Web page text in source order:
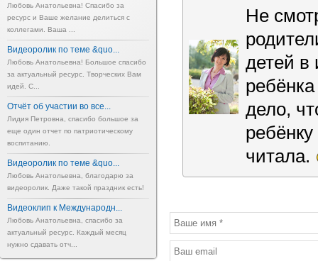
Любовь Анатольевна! Спасибо за
ресурс и Ваше желание делиться с
коллегами. Ваша ...
Видеоролик по теме &quo...
Любовь Анатольевна! Большое спасибо
за актуальный ресурс. Творческих Вам
идей. С...
Отчёт об участии во все...
Лидия Петровна, спасибо большое за
еще один отчет по патриотическому
воспитанию.
Видеоролик по теме &quo...
Любовь Анатольевна, благодарю за
видеоролик. Даже такой праздник есть!
Видеоклип к Международн...
Любовь Анатольевна, спасибо за
актуальный ресурс. Каждый месяц
нужно сдавать отч...
Не
детей в
дело,
читала.